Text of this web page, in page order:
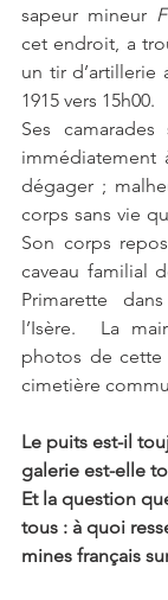
sapeur mineur
cet endroit, a
un tir d’artillerie
1915 vers 15h00.
Ses camarades
immédiatement
dégager ;
corps sans vie
Son corps
caveau familial
Primarette
l’Isère.  La
photos de
cimetière
Le puits est-il
galerie est-elle
Et la question
tous : à quoi
mines français